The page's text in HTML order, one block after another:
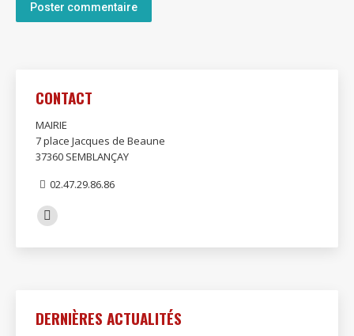
Poster commentaire
CONTACT
MAIRIE
7 place Jacques de Beaune
37360 SEMBLANÇAY
02.47.29.86.86
Trouvez nous sur :
Facebook
page
window
DERNIÈRES ACTUALITÉS